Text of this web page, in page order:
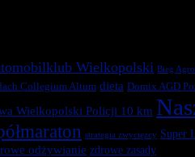
Wielkopolski Bieg
Collegium Altum dieta Domix AGD
Wielkopolski Policji 10 km
strategia zwycięzcy Super
odżywianie zdrowe zasady